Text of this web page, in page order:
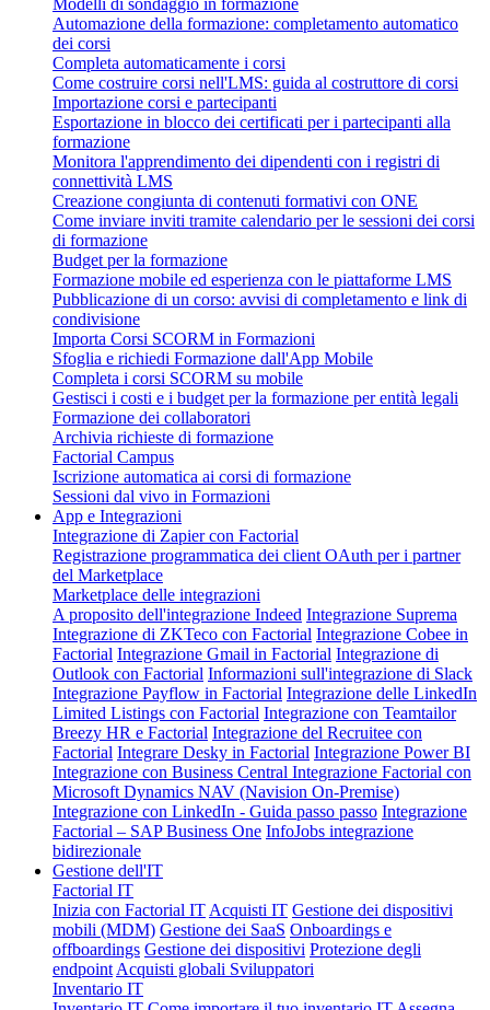
Automazione della formazione: completamento automatico
dei corsi
Completa automaticamente i corsi
Come costruire corsi nell'LMS: guida al costruttore di corsi
Importazione corsi e partecipanti
Esportazione in blocco dei certificati per i partecipanti alla
formazione
Monitora l'apprendimento dei dipendenti con i registri di
connettività LMS
Creazione congiunta di contenuti formativi con ONE
Come inviare inviti tramite calendario per le sessioni dei corsi
di formazione
Budget per la formazione
Formazione mobile ed esperienza con le piattaforme LMS
Pubblicazione di un corso: avvisi di completamento e link di
condivisione
Importa Corsi SCORM in Formazioni
Sfoglia e richiedi Formazione dall'App Mobile
Completa i corsi SCORM su mobile
Gestisci i costi e i budget per la formazione per entità legali
Formazione dei collaboratori
Archivia richieste di formazione
Factorial Campus
Iscrizione automatica ai corsi di formazione
Sessioni dal vivo in Formazioni
App e Integrazioni
Integrazione di Zapier con Factorial
Registrazione programmatica dei client OAuth per i partner
del Marketplace
Marketplace delle integrazioni
A proposito dell'integrazione Indeed Integrazione Suprema
Integrazione di ZKTeco con Factorial Integrazione Cobee in
Factorial Integrazione Gmail in Factorial Integrazione di
Outlook con Factorial Informazioni sull'integrazione di Slack
Integrazione Payflow in Factorial Integrazione delle LinkedIn
Limited Listings con Factorial Integrazione con Teamtailor
Breezy HR e Factorial Integrazione del Recruitee con
Factorial Integrare Desky in Factorial Integrazione Power BI
Integrazione con Business Central Integrazione Factorial con
Microsoft Dynamics NAV (Navision On-Premise)
Integrazione con LinkedIn - Guida passo passo Integrazione
Factorial – SAP Business One InfoJobs integrazione
bidirezionale
Gestione dell'IT
Factorial IT
Inizia con Factorial IT Acquisti IT Gestione dei dispositivi
mobili (MDM) Gestione dei SaaS Onboardings e
offboardings Gestione dei dispositivi Protezione degli
endpoint Acquisti globali Sviluppatori
Inventario IT